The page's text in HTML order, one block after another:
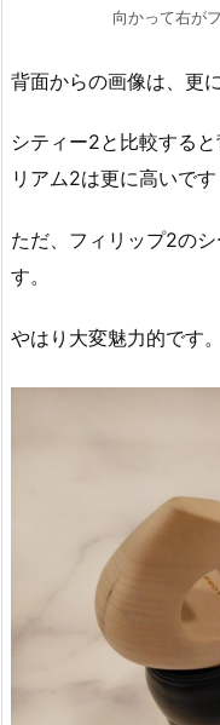
向かって右が
背面からの画像は、更
シティー2と比較する
リアム2は更に高いです
ただ、フィリップ2の
す。
やはり大変魅力的です。